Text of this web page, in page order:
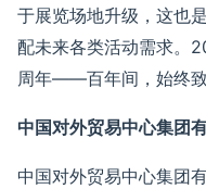
于展览场地升级，这也
配未来各类活动需求。
周年——百年间，始终致
中国对外贸易中心集团
中国对外贸易中心集团